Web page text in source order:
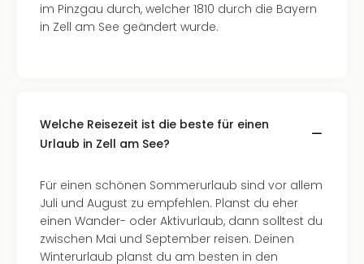
im Pinzgau durch, welcher 1810 durch die Bayern
in Zell am See geändert wurde.
Welche Reisezeit ist die beste für einen
Urlaub in Zell am See?
Für einen schönen Sommerurlaub sind vor allem
Juli und August zu empfehlen. Planst du eher
einen Wander- oder Aktivurlaub, dann solltest du
zwischen Mai und September reisen. Deinen
Winterurlaub planst du am besten in den